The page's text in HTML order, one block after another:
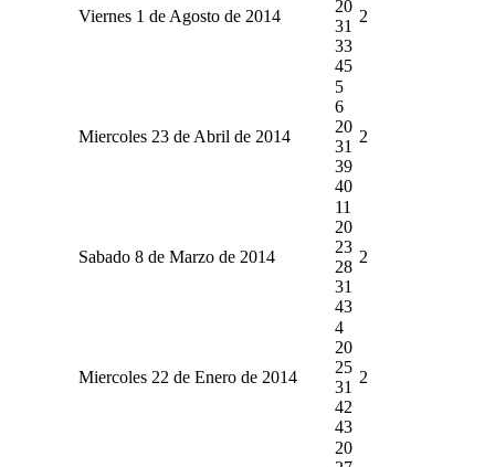
Viernes 1 de Agosto de 2014
20
31
33
45
2
Miercoles 23 de Abril de 2014
5
6
20
31
39
40
2
Sabado 8 de Marzo de 2014
11
20
23
28
31
43
2
Miercoles 22 de Enero de 2014
4
20
25
31
42
43
2
20